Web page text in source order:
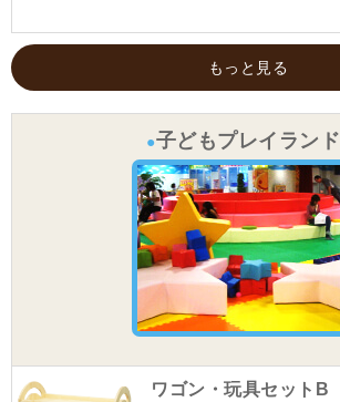
もっと見る
●子どもプレイランド
ワゴン・玩具セットB